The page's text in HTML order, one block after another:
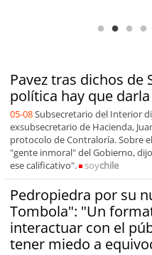
Pavez tras dichos de
política hay que
05-08Subsecretario del Interior
exsubsecretario de Hacienda,
protocolo de Contraloría. Sobre
"gente inmoral" del Gobierno,
ese calificativo".
soychile
Pedropiedra por su
Tombola": "Un
interactuar con el
tener miedo a